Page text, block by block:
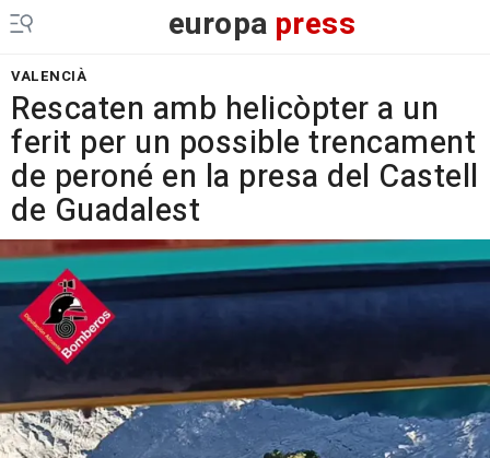
europa press
VALENCIÀ
Rescaten amb helicòpter a un
ferit per un possible trencament
de peroné en la presa del Castell
de Guadalest